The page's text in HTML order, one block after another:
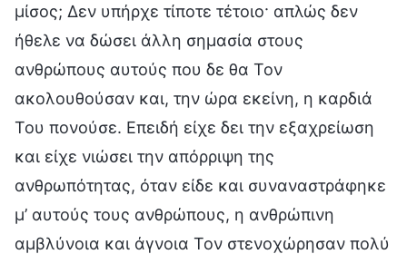
μίσος; Δεν υπήρχε τίποτε τέτοιο· απλώς δεν
ήθελε να δώσει άλλη σημασία στους
ανθρώπους αυτούς που δε θα Τον
ακολουθούσαν και, την ώρα εκείνη, η καρδιά
Του πονούσε. Επειδή είχε δει την εξαχρείωση
και είχε νιώσει την απόρριψη της
ανθρωπότητας, όταν είδε και συναναστράφηκε
μ’ αυτούς τους ανθρώπους, η ανθρώπινη
αμβλύνοια και άγνοια Τον στενοχώρησαν πολύ